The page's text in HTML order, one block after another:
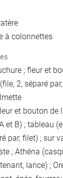
à colonnettes
; fleur et
2, séparé
et bouton de
et B) ; tableau
par, filet) ; sur
; Athéna
lance) ;